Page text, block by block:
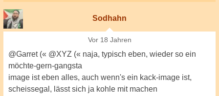
Sodhahn
Vor 18 Jahren
@Garret (« @XYZ (« naja, typisch eben, wieder so ein
möchte-gern-gangsta
image ist eben alles, auch wenn's ein kack-image ist,
scheissegal, lässt sich ja kohle mit machen